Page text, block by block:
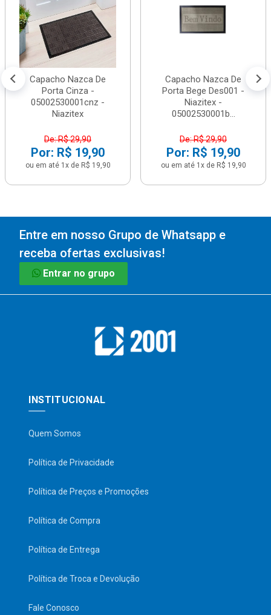
Capacho Nazca De
Porta Cinza -
05002530001cnz -
Niazitex
De: R$ 29,90
Por: R$ 19,90
ou em até 1x de R$ 19,90
Capacho Nazca De
Porta Bege Des001 -
Niazitex -
05002530001b...
De: R$ 29,90
Por: R$ 19,90
ou em até 1x de R$ 19,90
Entre em nosso Grupo de Whatsapp e
receba ofertas exclusivas!
Entrar no grupo
INSTITUCIONAL
Quem Somos
Política de Privacidade
Política de Preços e Promoções
Política de Compra
Política de Entrega
Política de Troca e Devolução
Fale Conosco